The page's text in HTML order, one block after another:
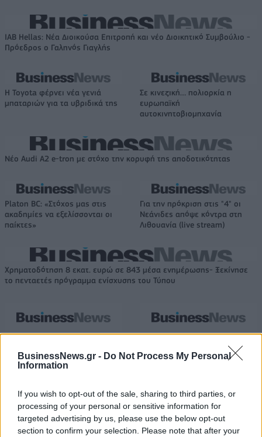
BusinessNews.gr - Do Not Process My Personal
Information
If you wish to opt-out of the sale, sharing to third parties, or
processing of your personal or sensitive information for
targeted advertising by us, please use the below opt-out
section to confirm your selection. Please note that after your
IAB Hellas: Νέα Διοικούσα Επιτροπή και νέο Διοικητικό Συμβούλιο -
Πρόεδρος ο Γαληνός Γιαγλής
Η Toyota φέρνει νέα γενιά
μπαταριών για τα υβριδικά της
Σε κινεζική… πολιορκία η
ευρωπαϊκή
αυτοκινητοβιομηχανία
Νέο Audi A2 e-tron με στόχο την κορυφή της αποδοτικότητας
Platon BC: «Στόχος μας στις
ακαδημίες να εξελίσσονται οι
παίκτες»
Για την πρόκριση στις "4" οι
Νεάνιδες απόψε κόντρα στη
Λιθουανία (live stream)
Χρηματοδότηση 8 εκατ. ευρώ σε 843 μέσα ενημέρωσης- Ξεκίνησε
το πενταετές πρόγραμμα ενίσχυσης του Τύπου
εργαλείο για βιώσιμη
τουριστική ανάπτυξη
εκατ. ευρώ στο α' εξάμηνο –
Στα 734 εκατ. ευρώ τα EBITDA
Η Chery επενδύει 75 εκατ. δολάρια στην KG Mobility